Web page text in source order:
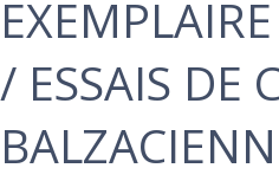
/ ESSAIS DE